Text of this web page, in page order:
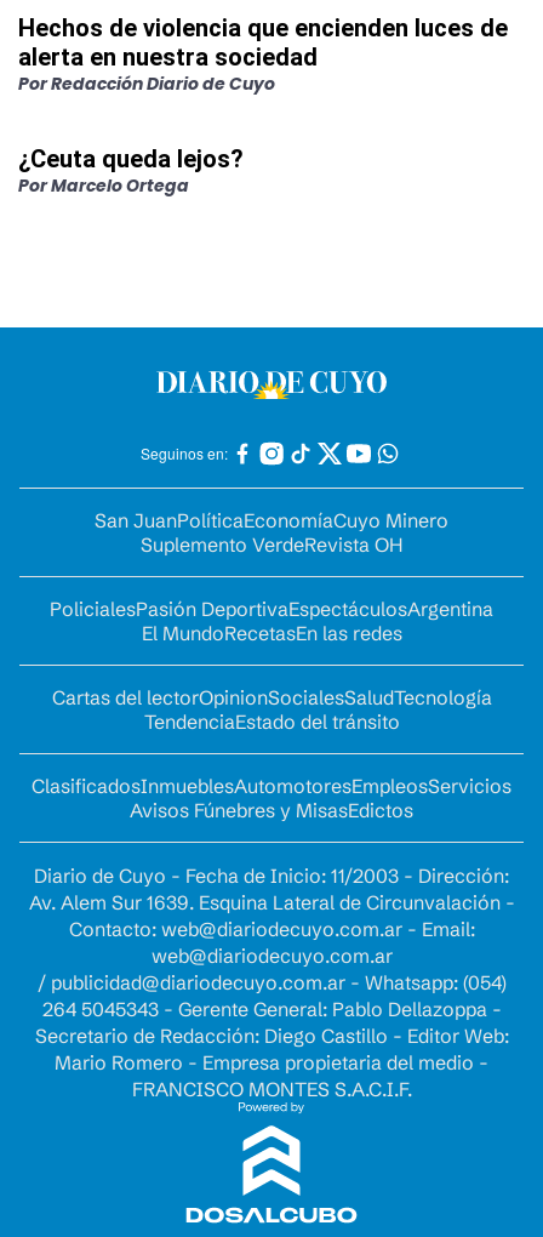
Hechos de violencia que encienden luces de
alerta en nuestra sociedad
PorRedacción Diario de Cuyo
¿Ceuta queda lejos?
PorMarcelo Ortega
Seguinos en:
San JuanPolíticaEconomíaCuyo Minero
Suplemento VerdeRevista OH
PolicialesPasión DeportivaEspectáculosArgentina
El MundoRecetasEn las redes
Cartas del lectorOpinionSocialesSaludTecnología
TendenciaEstado del tránsito
ClasificadosInmueblesAutomotoresEmpleosServicios
Avisos Fúnebres y MisasEdictos
Diario de Cuyo - Fecha de Inicio: 11/2003 - Dirección:
Av. Alem Sur 1639. Esquina Lateral de Circunvalación -
Contacto: web@diariodecuyo.com.ar- Email:
web@diariodecuyo.com.ar
/ publicidad@diariodecuyo.com.ar- Whatsapp: (054)
264 5045343 - Gerente General: Pablo Dellazoppa -
Secretario de Redacción: Diego Castillo - Editor Web:
Mario Romero - Empresa propietaria del medio -
FRANCISCO MONTES S.A.C.I.F.